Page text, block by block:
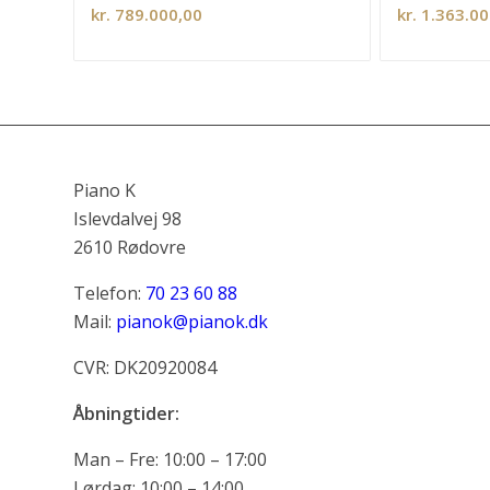
kr. 789.000,00 kr.
Piano K
Islevdalvej 98
2610 Rødovre
Telefon: 70 23 60 88
Mail: pianok@pianok.dk
CVR: DK20920084
Åbningtider:
Man – Fre: 10:00 – 17:00